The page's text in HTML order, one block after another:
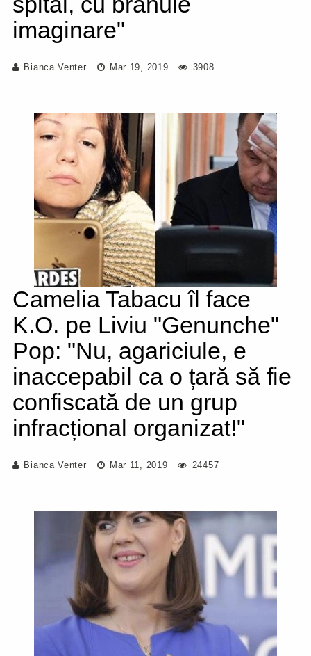
imaginare"
Bianca Venter Mar 19, 2019 3908
Camelia Tabacu îl face
K.O. pe Liviu "Genunche"
Pop: "Nu, agariciule, e
inaccepabil ca o țară să fie
confiscată de un grup
infracțional organizat!"
Bianca Venter Mar 11, 2019 24457